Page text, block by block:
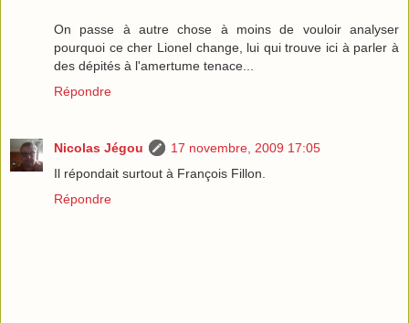
On passe à autre chose à moins de vouloir analyser
pourquoi ce cher Lionel change, lui qui trouve ici à parler à
des dépités à l'amertume tenace...
Répondre
Nicolas Jégou
17 novembre, 2009 17:05
Il répondait surtout à François Fillon.
Répondre